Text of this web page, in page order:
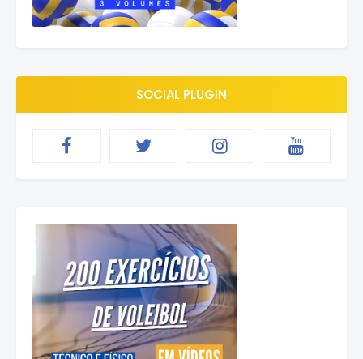
SOCIAL PLUGIN